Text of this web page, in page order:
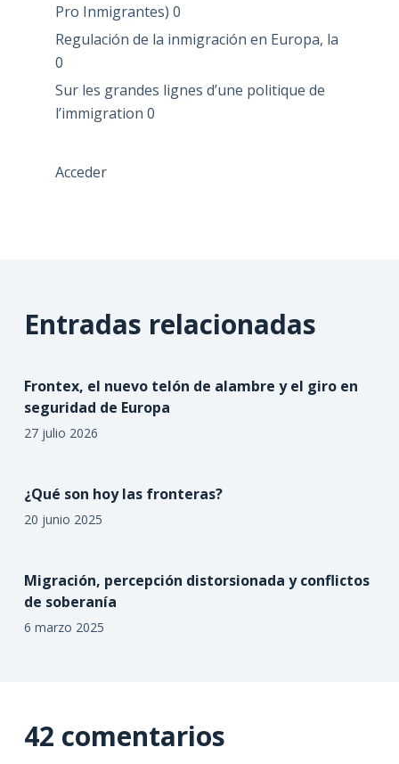
Pro Inmigrantes) 0
Regulación de la inmigración en Europa, la
0
Sur les grandes lignes d’une politique de
l’immigration 0
Acceder
Entradas relacionadas
Frontex, el nuevo telón de alambre y el giro en
seguridad de Europa
27 julio 2026
¿Qué son hoy las fronteras?
20 junio 2025
Migración, percepción distorsionada y conflictos
de soberanía
6 marzo 2025
42 comentarios